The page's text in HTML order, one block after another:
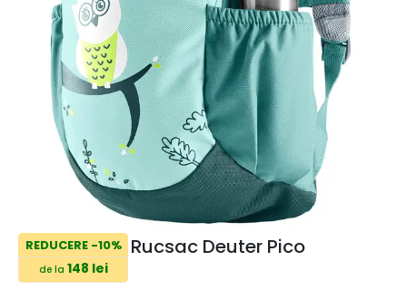
REDUCERE -10%
de la 148 lei
Rucsac Deuter Pico